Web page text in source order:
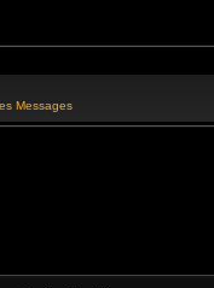
Messages